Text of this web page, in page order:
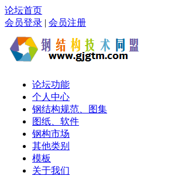
论坛首页
会员登录 | 会员注册
论坛功能
个人中心
钢结构规范、图集
图纸、软件
钢构市场
其他类别
模板
关于我们